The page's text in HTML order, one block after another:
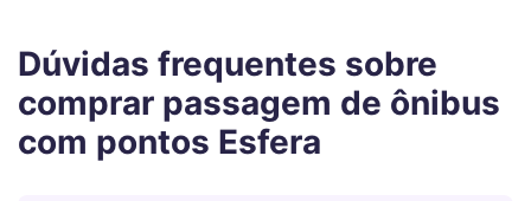
Dúvidas frequentes sobre
comprar passagem de ônibus
com pontos Esfera